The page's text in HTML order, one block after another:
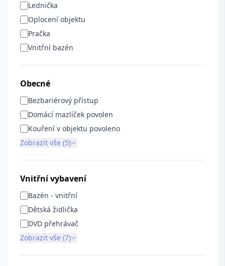
Lednička
Oplocení objektu
Pračka
Vnitřní bazén
Obecné
Bezbariérový přístup
Domácí mazlíček povolen
Kouření v objektu povoleno
Zobrazit vše (5)
Vnitřní vybavení
Bazén - vnitřní
Dětská židlička
DVD přehrávač
Zobrazit vše (7)